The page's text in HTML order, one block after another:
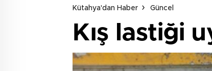
Kütahya'dan Haber Güncel
Kış lastiği